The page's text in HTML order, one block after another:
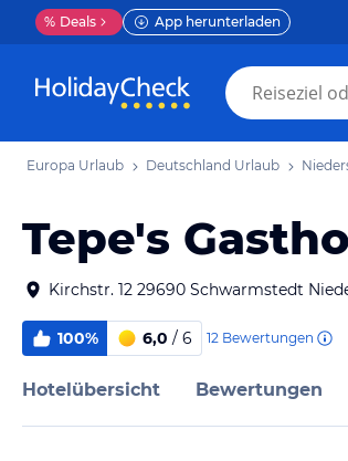
% Deals App herunterladen
Europa Urlaub Deutschland Urlaub
Tepe's
Kirchstr. 12 29690 Schwarmstedt
100% 6,0 / 6 12 Bewertungen
Hotelübersicht Bewertungen